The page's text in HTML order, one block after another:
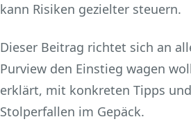
kann Risiken gezielter steuern.
Dieser Beitrag richtet sich an
Purview den Einstieg wagen
erklärt, mit konkreten Tipps
Stolperfallen im Gepäck.